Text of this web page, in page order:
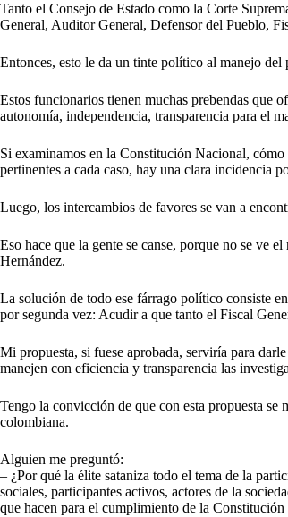
Tanto el Consejo de Estado como la Corte
General, Auditor General, Defensor del Pueblo,
Entonces, esto le da un tinte político al manejo del
Estos funcionarios tienen muchas prebendas que
autonomía, independencia, transparencia para el
Si examinamos en la Constitución Nacional,
pertinentes a cada caso, hay una clara incidencia
Luego, los intercambios de favores se van a
Eso hace que la gente se canse, porque no se ve
Hernández.
La solución de todo ese fárrago político consiste
por segunda vez: Acudir a que tanto el Fiscal
Mi propuesta, si fuese aprobada, serviría para
manejen con eficiencia y transparencia las
Tengo la convicción de que con esta propuesta
colombiana.
Alguien me preguntó:
– ¿Por qué la élite sataniza todo el tema de la
sociales, participantes activos, actores de la
que hacen para el cumplimiento de la